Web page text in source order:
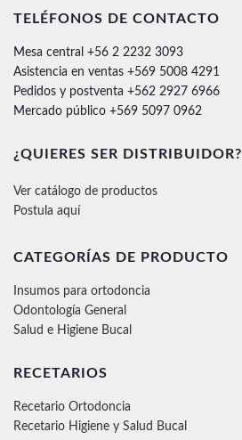
TELÉFONOS DE CONTACTO
Mesa central +56 2 2232 3093
Asistencia en ventas +569 5008 4291
Pedidos y postventa +562 2927 6966
Mercado público +569 5097 0962
¿QUIERES SER DISTRIBUIDOR?
Ver catálogo de productos
Postula aquí
CATEGORÍAS DE PRODUCTO
Insumos para ortodoncia
Odontología General
Salud e Higiene Bucal
RECETARIOS
Recetario Ortodoncia
Recetario Higiene y Salud Bucal